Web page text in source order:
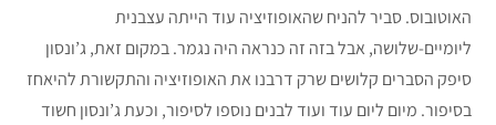
האוטובוס. סביר להניח שהאופוזיציה עוד הייתה עצבנית
ליומיים-שלושה, אבל בזה זה כנראה היה נגמר. במקום זאת, ג’ונסון
סיפק הסברים קלושים שרק דרבנו את האופוזיציה והתקשורת להיאחז
בסיפור. מיום ליום עוד ועוד לבנים נוספו לסיפור, וכעת ג’ונסון חשוד